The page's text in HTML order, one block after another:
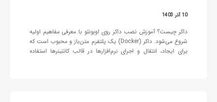
10 آذر 1403
داکر چیست؟ آموزش نصب داکر روی اوبونتو با معرفی مفاهیم اولیه
شروع می‌شود. داکر (Docker) یک پلتفرم متن‌باز و محبوب است که
برای ایجاد، انتقال و اجرای نرم‌افزارها در قالب کانتینرها استفاده